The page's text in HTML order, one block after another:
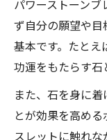
パワーストーン
ず自分の願望や
基本です。たと
功運をもたらす石
また、石を身に
とが効果を高め
スレットに触れ